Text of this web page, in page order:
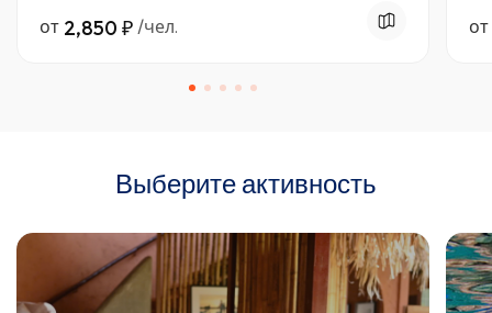
от 2,850 ₽ /чел. от
Выберите активность